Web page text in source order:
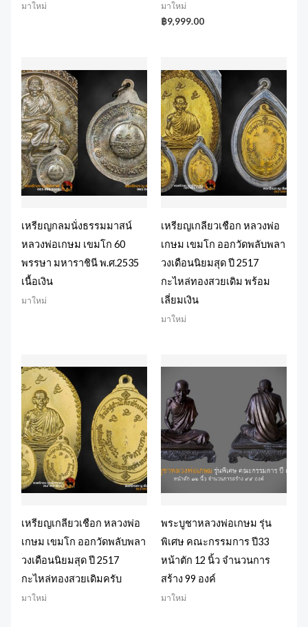
มาใหม่ มาใหม่
฿9,999.00
เหรียญกลมนั่งธรรมมาสน์
หลวงพ่อเกษม เขมโก 60
พรรษา มหาราชินี พ.ศ.2535
เนื้อเงิน
มาใหม่
เหรียญเกลียวเชือก หลวงพ่อ
เกษม เขมโก ออกวัดพลับพลา
วงเดือนนิยมสุด ปี 2517
กะไหล่ทองสวยเดิม พร้อม
เลี่ยมเงิน
มาใหม่
เหรียญเกลียวเชือก หลวงพ่อ
เกษม เขมโก ออกวัดพลับพลา
วงเดือนนิยมสุด ปี 2517
กะไหล่ทองสวยเดิมครับ
มาใหม่
พระบูชาหลวงพ่อเกษม รุ่น
พิเศษ คณะกรรมการ ปี33
หน้าตัก 12 นิ้ว จำนวนการ
สร้าง 99 องค์
มาใหม่